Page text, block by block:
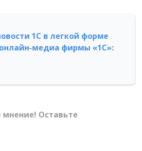
1С в легкой форме
медиа фирмы «1С»:
Оставьте